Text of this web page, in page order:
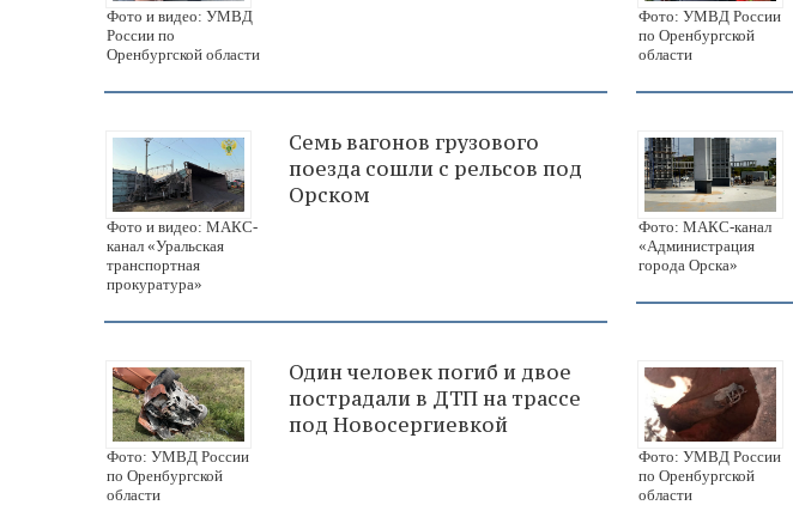
Фото и видео: УМВД
России по
Оренбургской области
Фото: УМВД России
по Оренбургской
области
Фото и видео: МАКС-
канал «Уральская
транспортная
прокуратура»
Семь вагонов грузового
поезда сошли с рельсов под
Орском
Фото: МАКС-канал
«Администрация
города Орска»
Фото: УМВД России
по Оренбургской
области
Один человек погиб и двое
пострадали в ДТП на трассе
под Новосергиевкой
Фото: УМВД России
по Оренбургской
области